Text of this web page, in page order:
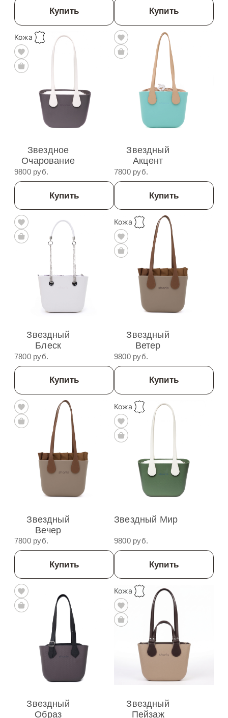
Купить Купить
Кожа
Звездное
Очарование
9800 руб.
Купить
Звездный
Акцент
7800 руб.
Купить
Звездный
Блеск
7800 руб.
Купить
Кожа
Звездный
Ветер
9800 руб.
Купить
Звездный
Вечер
7800 руб.
Купить
Кожа
Звездный Мир
9800 руб.
Купить
Звездный
Образ
Кожа
Звездный
Пейзаж